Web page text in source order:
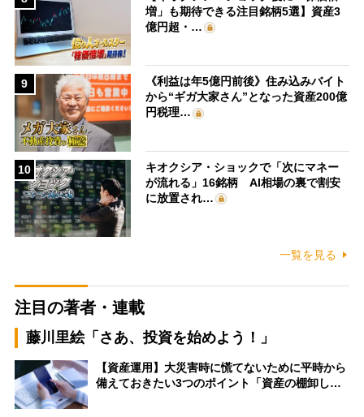
増」も期待できる注目銘柄5選】資産3
億円超・…
9
《利益は年5億円前後》住み込みバイト
から“ギガ大家さん”となった資産200億
円税理…
10
キオクシア・ショックで「次にマネー
が流れる」16銘柄 AI相場の裏で割安
に放置され…
一覧を見る
注目の著者・連載
藤川里絵「さあ、投資を始めよう！」
【資産運用】大災害時に慌てないために平時から
備えておきたい3つのポイント「資産の棚卸し…